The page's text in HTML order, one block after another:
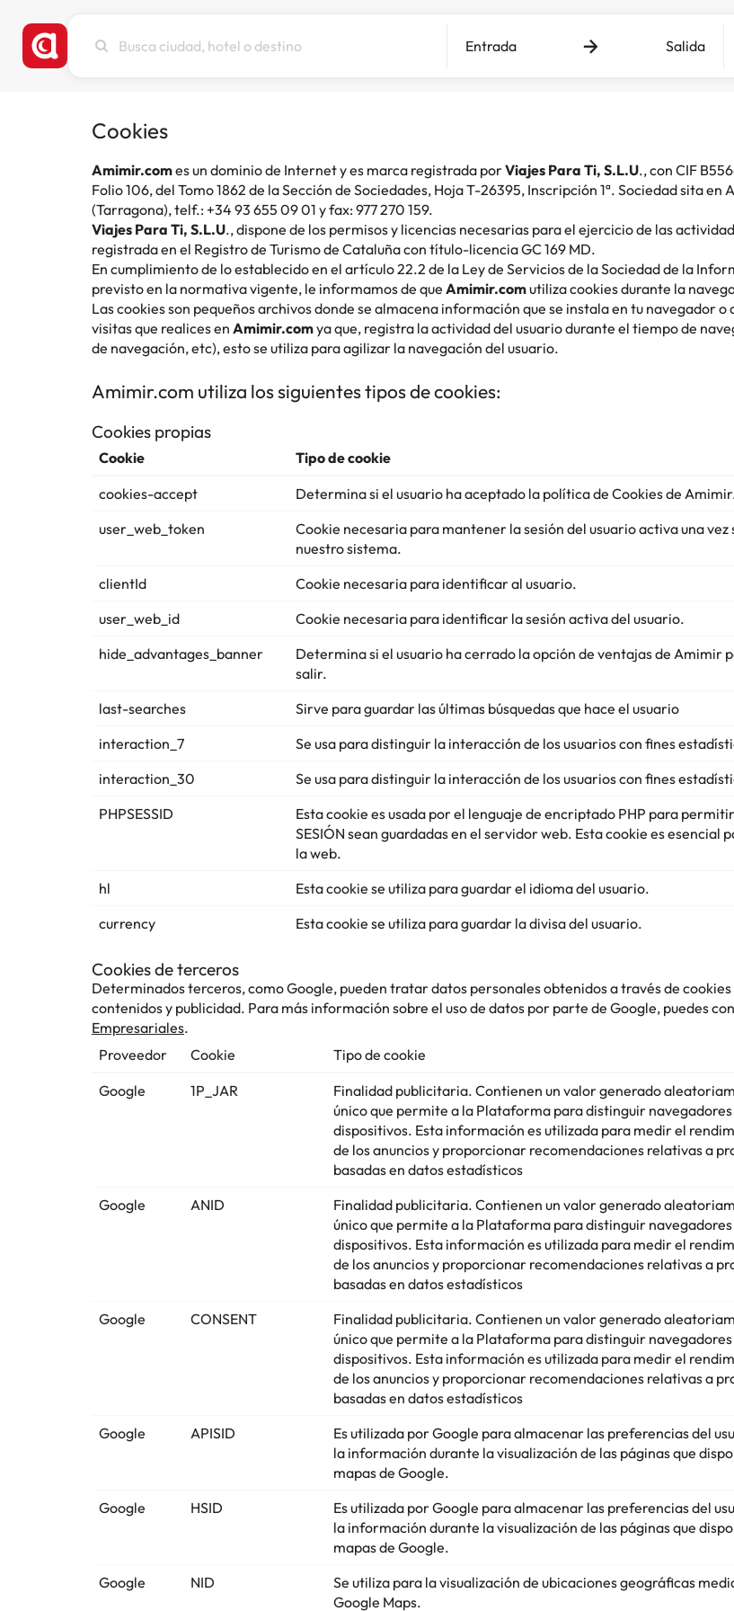
ciudad,
Entrada Salida
Cookies
Amimir.comes un dominio de Internet y es marca registrada porViajes Para Ti, S.L.U., con CIF
Folio 106, del Tomo 1862 de la Sección de Sociedades, Hoja T-26395, Inscripción 1ª. Sociedad sita en
(Tarragona), telf.: +34 93 655 09 01 y fax: 977 270 159.
Viajes Para Ti, S.L.U., dispone de los permisos y licencias necesarias para el ejercicio de las
registrada en el Registro de Turismo de Cataluña con título-licencia GC 169 MD.
En cumplimiento de lo establecido en el artículo 22.2 de la Ley de Servicios de la Sociedad de la
previsto en la normativa vigente, le informamos de que Amimir.comutiliza cookies durante la
Las cookies son pequeños archivos donde se almacena información que se instala en tu navegador
visitas que realices en Amimir.comya que, registra la actividad del usuario durante el tiempo de
de navegación, etc), esto se utiliza para agilizar la navegación del usuario.
Amimir.com utiliza los siguientes tipos de cookies:
Cookies propias
Cookie Tipo de cookie
cookies-accept
Determina si el usuario ha aceptado la política de Cookies de
user_web_token
Cookie necesaria para mantener la sesión del usuario activa una vez
nuestro sistema.
clientId Cookie necesaria para identificar al usuario.
user_web_id
Cookie necesaria para identificar la sesión activa del usuario.
hide_advantages_banner
Determina si el usuario ha cerrado la opción de ventajas de Amimir
salir.
last-searches Sirve para guardar las últimas búsquedas que hace el usuario
interaction_7
Se usa para distinguir la interacción de los usuarios con fines
interaction_30
Se usa para distinguir la interacción de los usuarios con fines
PHPSESSID
Esta cookie es usada por el lenguaje de encriptado PHP para
SESIÓN sean guardadas en el servidor web. Esta cookie es esencial
la web.
hl Esta cookie se utiliza para guardar el idioma del usuario.
currency
Esta cookie se utiliza para guardar la divisa del usuario.
Cookies de terceros
Determinados terceros, como Google, pueden tratar datos personales obtenidos a través de
contenidos y publicidad. Para más información sobre el uso de datos por parte de Google, puedes
Empresariales.
Proveedor
Cookie Tipo de cookie
Google
1P_JAR
Finalidad publicitaria. Contienen un valor generado
único que permite a la Plataforma para distinguir navegadores
dispositivos. Esta información es utilizada para medir el
de los anuncios y proporcionar recomendaciones relativas a
basadas en datos estadísticos
Google ANID
Finalidad publicitaria. Contienen un valor generado
único que permite a la Plataforma para distinguir navegadores
dispositivos. Esta información es utilizada para medir el
de los anuncios y proporcionar recomendaciones relativas a
basadas en datos estadísticos
Google CONSENT
Finalidad publicitaria. Contienen un valor generado
único que permite a la Plataforma para distinguir navegadores
dispositivos. Esta información es utilizada para medir el
de los anuncios y proporcionar recomendaciones relativas a
basadas en datos estadísticos
Google APISID
Es utilizada por Google para almacenar las preferencias del
la información durante la visualización de las páginas que
mapas de Google.
Google HSID
Es utilizada por Google para almacenar las preferencias del
la información durante la visualización de las páginas que
mapas de Google.
Google NID
Se utiliza para la visualización de ubicaciones geográficas
Google Maps.